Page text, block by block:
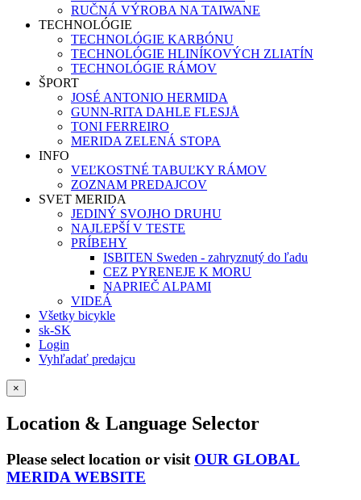
RUČNÁ VÝROBA NA TAIWANE
TECHNOLÓGIE
TECHNOLÓGIE KARBÓNU
TECHNOLÓGIE HLINÍKOVÝCH ZLIATÍN
TECHNOLÓGIE RÁMOV
ŠPORT
JOSÉ ANTONIO HERMIDA
GUNN-RITA DAHLE FLESJÅ
TONI FERREIRO
MERIDA ZELENÁ STOPA
INFO
VEĽKOSTNÉ TABUĽKY RÁMOV
ZOZNAM PREDAJCOV
SVET MERIDA
JEDINÝ SVOJHO DRUHU
NAJLEPŠÍ V TESTE
PRÍBEHY
ISBITEN Sweden - zahryznutý do ľadu
CEZ PYRENEJE K MORU
NAPRIEČ ALPAMI
VIDEÁ
Všetky bicykle
sk-SK
Login
Vyhľadať predajcu
×
Location & Language Selector
Please select location or visit OUR GLOBAL
MERIDA WEBSITE